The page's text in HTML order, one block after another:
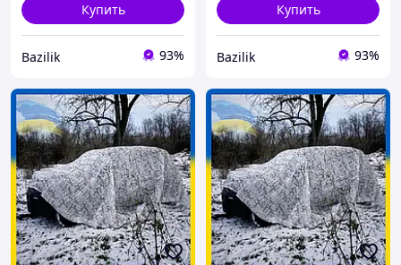
Купить
Bazilik 93%
Купить
Bazilik 93%